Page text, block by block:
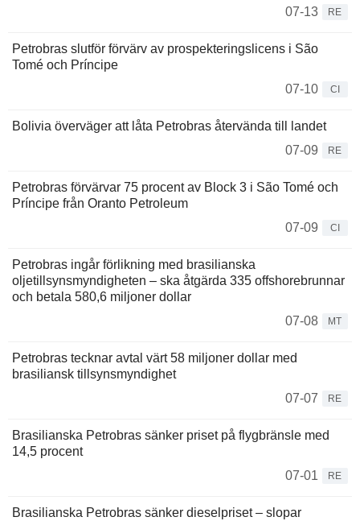
07-13
RE
Petrobras slutför förvärv av prospekteringslicens i São
Tomé och Príncipe
07-10
CI
Bolivia överväger att låta Petrobras återvända till landet
07-09
RE
Petrobras förvärvar 75 procent av Block 3 i São Tomé och
Príncipe från Oranto Petroleum
07-09
CI
Petrobras ingår förlikning med brasilianska
oljetillsynsmyndigheten – ska åtgärda 335 offshorebrunnar
och betala 580,6 miljoner dollar
07-08
MT
Petrobras tecknar avtal värt 58 miljoner dollar med
brasiliansk tillsynsmyndighet
07-07
RE
Brasilianska Petrobras sänker priset på flygbränsle med
14,5 procent
07-01
RE
Brasilianska Petrobras sänker dieselpriset – slopar